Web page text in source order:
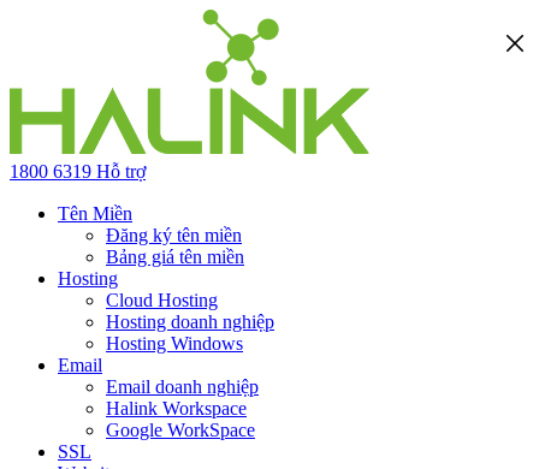
1800 6319 Hỗ trợ
Tên Miền
Đăng ký tên miền
Bảng giá tên miền
Hosting
Cloud Hosting
Hosting doanh nghiệp
Hosting Windows
Email
Email doanh nghiệp
Halink Workspace
Google WorkSpace
SSL